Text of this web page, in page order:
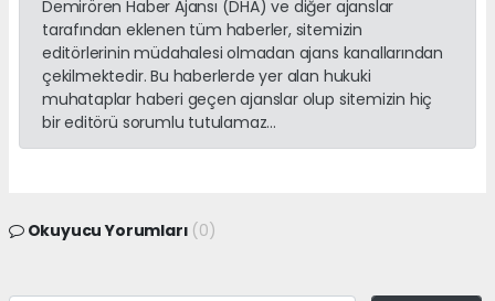
Demirören Haber Ajansı (DHA) ve diğer ajanslar
tarafından eklenen tüm haberler, sitemizin
editörlerinin müdahalesi olmadan ajans kanallarından
çekilmektedir. Bu haberlerde yer alan hukuki
muhataplar haberi geçen ajanslar olup sitemizin hiç
bir editörü sorumlu tutulamaz...
Okuyucu Yorumları (0)